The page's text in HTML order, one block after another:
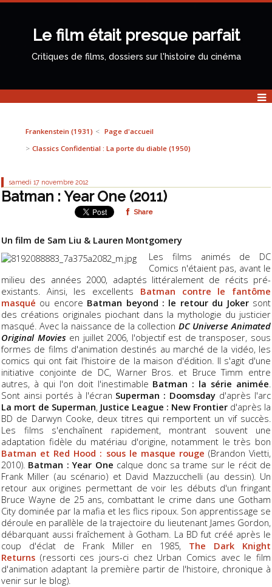
Le film était presque parfait
Critiques de films, dossiers sur l'histoire du cinéma
Frankenstein (1931)
Page d'accueil
Classics Confidential : La porte du diable (1950)
samedi 17 novembre 2012
Batman : Year One (2011)
Share
Un film de Sam Liu & Lauren Montgomery
Les films animés de DC
Comics n'étaient pas, avant le
milieu des années 2000, adaptés littéralement de récits pré-
existants. Ainsi, les excellents Batman contre le fantôme
masqué ou encore Batman beyond : le retour du Jokersont
des créations originales piochant dans la mythologie du justicier
masqué. Avec la naissance de la collection DC Universe Animated
Original Moviesen juillet 2006, l'objectif est de transposer, sous
formes de films d'animation destinés au marché de la vidéo, les
comics qui ont fait l'histoire de la maison d'édition. Il s'agit d'une
initiative conjointe de DC, Warner Bros. et Bruce Timm entre
autres, à qui l'on doit l'inestimable Batman : la série animée
Sont ainsi portés à l'écran Superman : Doomsday d'après l'arc
La mort de Superman, Justice League : New Frontier d'après la
BD de Darwyn Cooke, deux titres qui remportent un vif succès.
Les films s'enchaînent rapidement, montrant souvent une
adaptation fidèle du matériau d'origine, notamment le très bon
Batman et Red Hood : sous le masque rouge (Brandon Vietti,
2010). Batman : Year One calque donc sa trame sur le récit de
Frank Miller (au scénario) et David Mazzucchelli (au dessin). Un
retour aux origines permettant de voir les débuts d'un fringant
Bruce Wayne de 25 ans, combattant le crime dans une Gotham
City dominée par la mafia et les flics ripoux. Son apprentissage se
déroule en parallèle de la trajectoire du lieutenant James Gordon,
débarquant aussi fraîchement à Gotham. La BD fut créé après le
coup d'éclat de Frank Miller en 1985, The Dark Knight
Returns (ressorti ces jours-ci chez Urban Comics avec le film
d'animation adaptant la première partir de l'histoire, chronique à
venir sur le blog).